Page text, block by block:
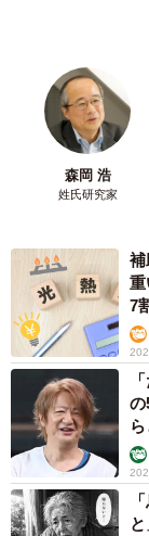
森岡 浩
姓氏研究家
補
7